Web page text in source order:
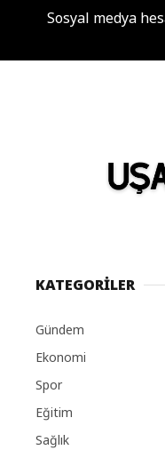
Sosyal medya
KATEGORİLER
Gündem
Ekonomi
Spor
Eğitim
Sağlık